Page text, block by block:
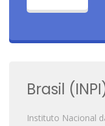
Brasil
Instituto